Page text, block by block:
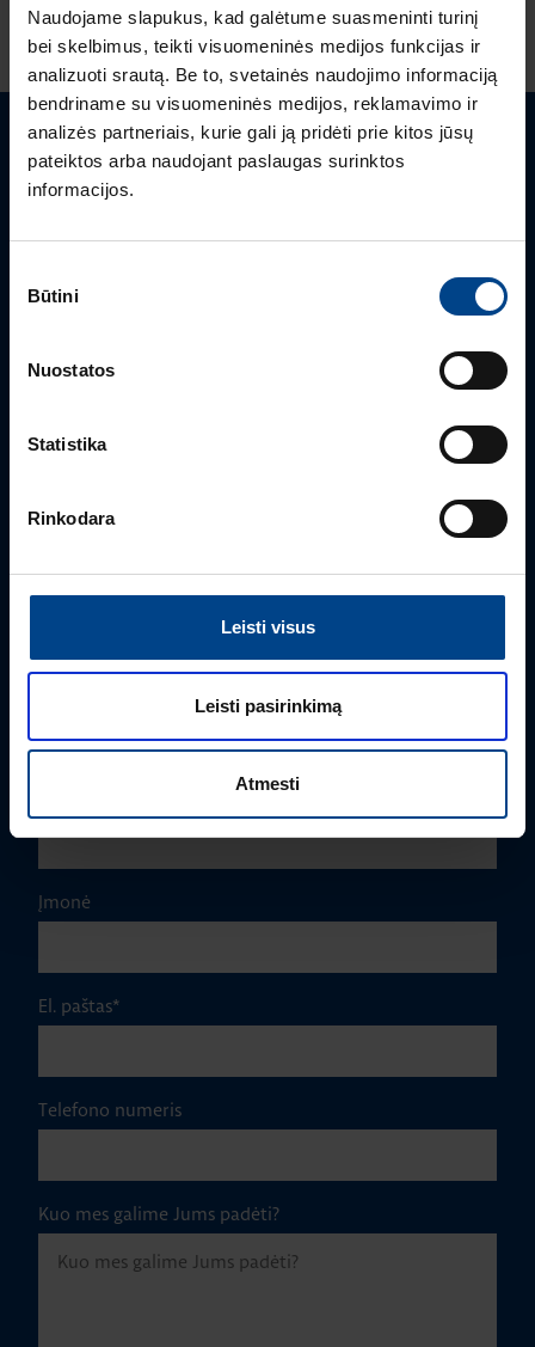
Naudojame slapukus, kad galėtume suasmeninti turinį
bei skelbimus, teikti visuomeninės medijos funkcijas ir
analizuoti srautą. Be to, svetainės naudojimo informaciją
bendriname su visuomeninės medijos, reklamavimo ir
analizės partneriais, kurie gali ją pridėti prie kitos jūsų
pateiktos arba naudojant paslaugas surinktos
informacijos.
pasirinkimas
Būtini
Nuostatos
Statistika
Rinkodara
Leisti visus
Leisti pasirinkimą
Atmesti
Turite klausimų? Susisiekite
PRODUKTO VADOVAS
+370 612 41409
edmas.nausedas@utugroup.com
Įmonė
El. paštas*
Telefono numeris
Kuo mes galime Jums padėti?